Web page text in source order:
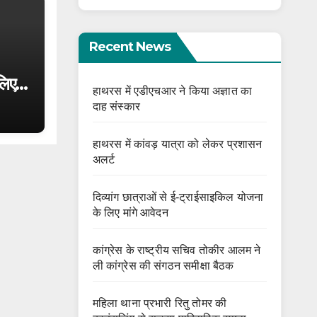
Recent News
हाथरस में एडीएचआर ने किया अज्ञात का
दाह संस्कार
हाथरस में कांवड़ यात्रा को लेकर प्रशासन
अलर्ट
दिव्यांग छात्राओं से ई-ट्राईसाइकिल योजना
के लिए मांगे आवेदन
कांग्रेस के राष्ट्रीय सचिव तोकीर आलम ने
ली कांग्रेस की संगठन समीक्षा बैठक
महिला थाना प्रभारी रितु तोमर की